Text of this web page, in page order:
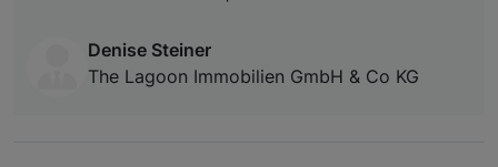
Denise Steiner
The Lagoon Immobilien GmbH & Co KG